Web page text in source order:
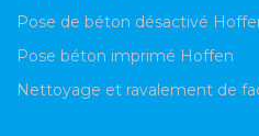
Pose de béton désactivé
Pose béton imprimé Hoffen
Nettoyage et ravalement de